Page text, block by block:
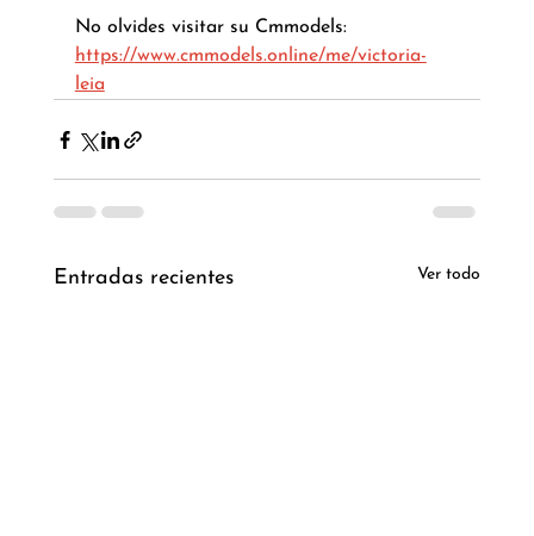
No olvides visitar su Cmmodels:
https://www.cmmodels.online/me/victoria-
leia
Entradas recientes Ver todo